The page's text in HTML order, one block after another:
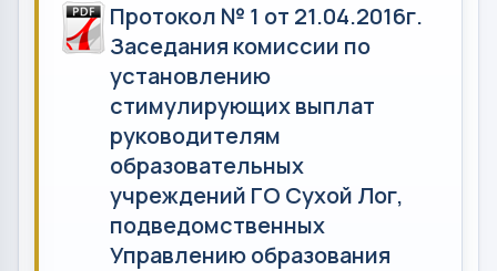
Протокол № 1 от 21.04.2016г.
Заседания комиссии по
установлению
стимулирующих выплат
руководителям
образовательных
учреждений ГО Сухой Лог,
подведомственных
Управлению образования